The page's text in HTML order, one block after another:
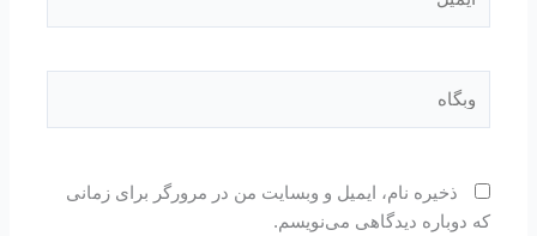
ذخیره نام، ایمیل و وبسایت من در مرورگر برای زمانی
که دوباره دیدگاهی می‌نویسم.